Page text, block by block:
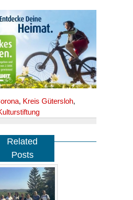
, Kreis Gütersloh,
Related
Posts